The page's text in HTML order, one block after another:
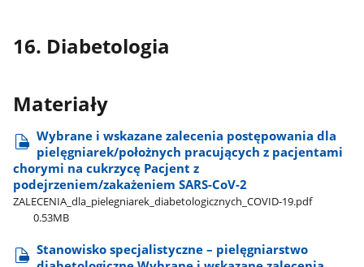
16. Diabetologia
Materiały
Wybrane i wskazane zalecenia postępowania dla
pielęgniarek/położnych pracujących z pacjentami
chorymi na cukrzycę Pacjent z
podejrzeniem/zakażeniem SARS-CoV-2
ZALECENIA​_dla​_pielegniarek​_diabetologicznych​_COVID-19.pdf
0.53MB
Stanowisko specjalistyczne – pielęgniarstwo